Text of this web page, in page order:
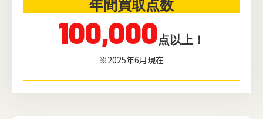
年間買取点数
100,000点以上！
※2025年6月現在